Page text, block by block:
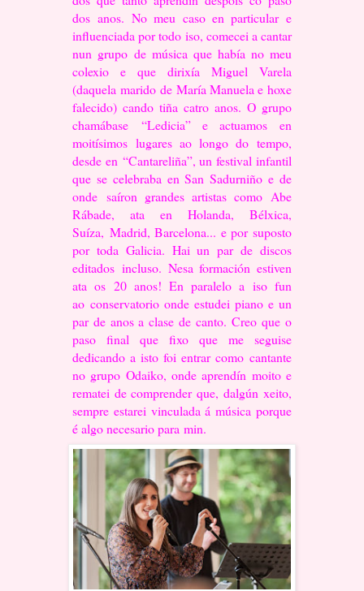
dos anos. No meu caso en particular e
influenciada por todo iso, comecei a cantar
nun grupode música que había no meu
colexio e que dirixía Miguel Varela
(daquela maridode María Manuela e hoxe
falecido) cando tiña catro anos. O grupo
chamábase “Ledicia” e actuamos en
moitísimos lugares ao longo do tempo,
desde en “Cantareliña”, un festival infantil
que se celebraba en San Sadurniño e de
onde saíron grandes artistas como Abe
Rábade, ata en Holanda, Bélxica,
Suíza, Madrid, Barcelona... e por suposto
por toda Galicia. Hai un par de discos
editados incluso. Nesa formación estiven
ata os 20 anos! En paralelo a iso fun
aoconservatorio onde estudei piano e un
par de anos a clase de canto.Creo que o
paso final que fixo que me seguise
dedicando a isto foi entrar como cantante
no grupo Odaiko, onde aprendín moito e
rematei de comprender que,dalgún xeito,
sempre estarei vinculada á música porque
é algo necesario paramin.